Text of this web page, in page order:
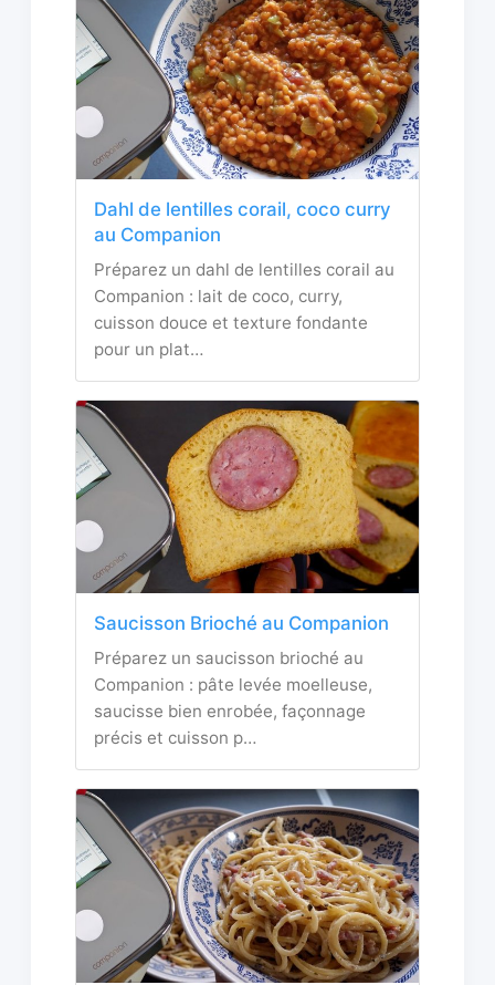
Dahl de lentilles corail, coco curry
au Companion
Préparez un dahl de lentilles corail au
Companion : lait de coco, curry,
cuisson douce et texture fondante
pour un plat…
Saucisson Brioché au Companion
Préparez un saucisson brioché au
Companion : pâte levée moelleuse,
saucisse bien enrobée, façonnage
précis et cuisson p…